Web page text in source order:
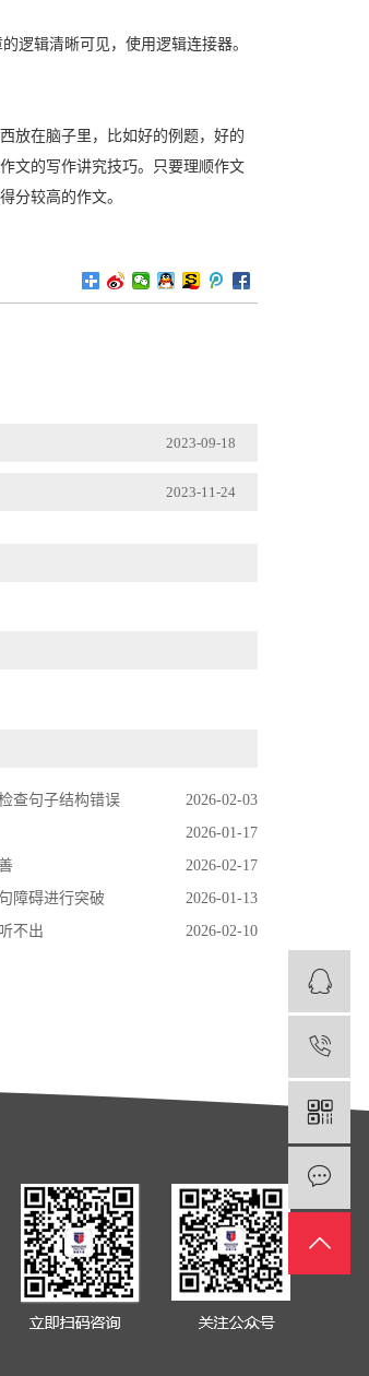
逻辑清晰可见，使用逻辑连接器。
放在脑子里，比如好的例题，好的
文的写作讲究技巧。只要理顺作文
分较高的作文。
2023-09-18
2023-11-24
查句子结构错误
2026-02-03
2026-01-17
2026-02-17
障碍进行突破
2026-01-13
不出 2026-02-10